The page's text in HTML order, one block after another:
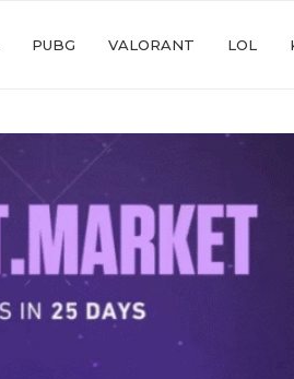
PUBG VALORANT LOL